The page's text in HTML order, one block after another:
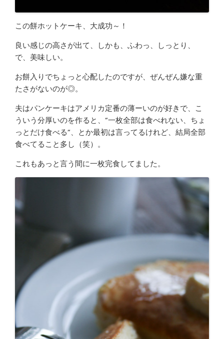
この餅ホットケーキ、大成功～！
良い感じの高さが出て、しかも、ふわっ、しっとり、
で、美味しい。
お餅入りでちょっと心配したのですが、ぜんぜん嫌な重
たさがないのが◎。
夫はパンケーキはアメリカ定番の薄ーいのが好きで、こ
ういう分厚いのを作ると、”一枚全部は食べれない、ちょ
っとだけ食べる”、とか最初は言ってるけれど、結局全部
食べてること多し（笑）。
これもあっと言う間に一枚完食してました。